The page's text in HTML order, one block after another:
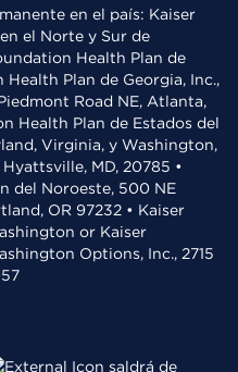
en el país: Kaiser
el Norte y Sur de
Health Plan de
Plan de Georgia, Inc.,
Road NE, Atlanta,
Health Plan de Estados del
Virginia, y Washington,
MD, 20785 •
del Noroeste, 500 NE
OR 97232 • Kaiser
or Kaiser
Options, Inc., 2715
saldrá de